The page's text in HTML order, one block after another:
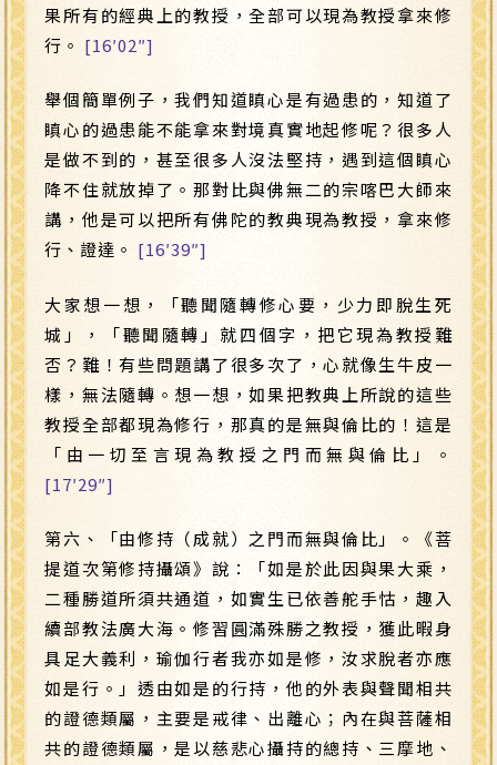
果所有的經典上的教授，全部可以現為教授拿來修
行。 [16′02″]
舉個簡單例子，我們知道瞋心是有過患的，知道了
瞋心的過患能不能拿來對境真實地起修呢？很多人
是做不到的，甚至很多人沒法堅持，遇到這個瞋心
降不住就放掉了。那對比與佛無二的宗喀巴大師來
講，他是可以把所有佛陀的教典現為教授，拿來修
行、證達。 [16′39″]
大家想一想，「聽聞隨轉修心要，少力即脫生死
城」，「聽聞隨轉」就四個字，把它現為教授難
否？難！有些問題講了很多次了，心就像生牛皮一
樣，無法隨轉。想一想，如果把教典上所說的這些
教授全部都現為修行，那真的是無與倫比的！這是
「由一切至言現為教授之門而無與倫比」。
[17′29″]
第六、「由修持（成就）之門而無與倫比」。《菩
提道次第修持攝頌》說：「如是於此因與果大乘，
二種勝道所須共通道，如實生已依善舵手怙，趣入
續部教法廣大海。修習圓滿殊勝之教授，獲此暇身
具足大義利，瑜伽行者我亦如是修，汝求脫者亦應
如是行。」透由如是的行持，他的外表與聲聞相共
的證德類屬，主要是戒律、出離心；內在與菩薩相
共的證德類屬，是以慈悲心攝持的總持、三摩地、